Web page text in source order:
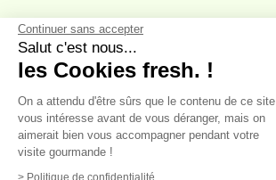
Continuer sans accepter
Salut c'est nous...
les Cookies fresh. !
On a attendu d'être sûrs que le contenu de ce site
vous intéresse avant de vous déranger, mais on
aimerait bien vous accompagner pendant votre
visite gourmande !
> Politique de confidentialité